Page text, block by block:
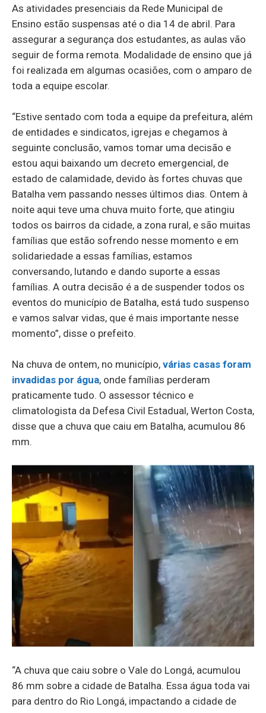
As atividades presenciais da Rede Municipal de
Ensino estão suspensas até o dia 14 de abril. Para
assegurar a segurança dos estudantes, as aulas vão
seguir de forma remota. Modalidade de ensino que já
foi realizada em algumas ocasiões, com o amparo de
toda a equipe escolar.
“Estive sentado com toda a equipe da prefeitura, além
de entidades e sindicatos, igrejas e chegamos à
seguinte conclusão, vamos tomar uma decisão e
estou aqui baixando um decreto emergencial, de
estado de calamidade, devido às fortes chuvas que
Batalha vem passando nesses últimos dias. Ontem à
noite aqui teve uma chuva muito forte, que atingiu
todos os bairros da cidade, a zona rural, e são muitas
famílias que estão sofrendo nesse momento e em
solidariedade a essas famílias, estamos
conversando, lutando e dando suporte a essas
famílias. A outra decisão é a de suspender todos os
eventos do município de Batalha, está tudo suspenso
e vamos salvar vidas, que é mais importante nesse
momento”, disse o prefeito.
Na chuva de ontem, no município, várias casas foram
invadidas por água, onde famílias perderam
praticamente tudo. O assessor técnico e
climatologista da Defesa Civil Estadual, Werton Costa,
disse que a chuva que caiu em Batalha, acumulou 86
mm.
“A chuva que caiu sobre o Vale do Longá, acumulou
86 mm sobre a cidade de Batalha. Essa água toda vai
para dentro do Rio Longá, impactando a cidade de